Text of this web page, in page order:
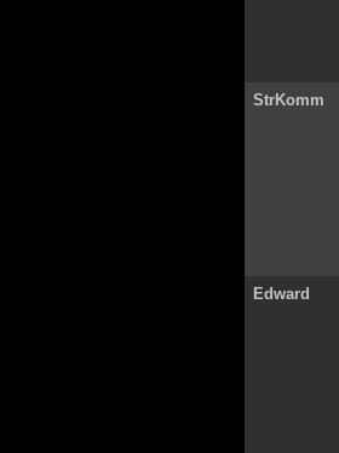
StrKomm
Edward